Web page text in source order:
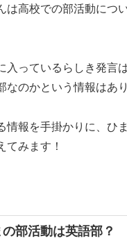
は高校での部活動につ
入っているらしき発言
なのかという情報はあ
情報を手掛かりに、ひ
てみます！
部活動は英語部？